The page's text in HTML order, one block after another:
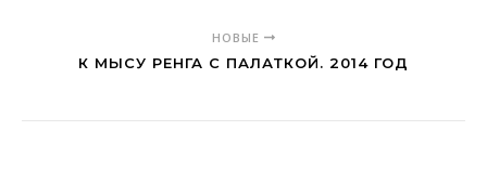
НОВЫЕ
К МЫСУ РЕНГА С ПАЛАТКОЙ. 2014 ГОД